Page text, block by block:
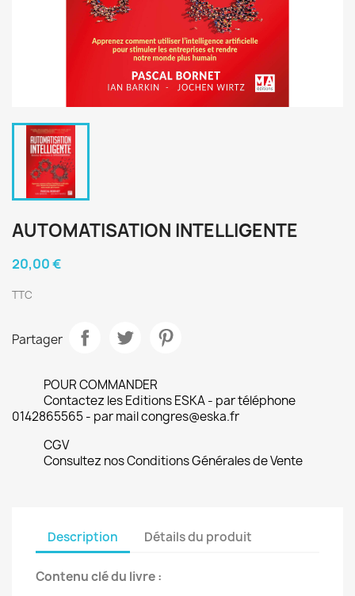
AUTOMATISATION INTELLIGENTE
20,00 €
TTC
Partager
POUR COMMANDER
Contactez les Editions ESKA - par téléphone
0142865565 - par mail congres@eska.fr
CGV
Consultez nos Conditions Générales de Vente
Description Détails du produit
Contenu clé du livre :